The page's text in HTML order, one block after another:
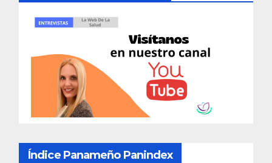
Índice Panameño Panindex